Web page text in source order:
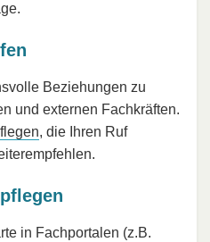
Beziehungen zu
und externen Fachkräften.
, die Ihren Ruf
in Fachportalen (z.B.